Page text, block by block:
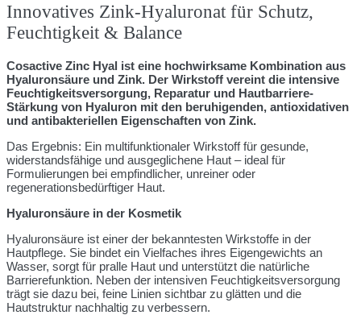
Innovatives Zink-Hyaluronat für Schutz,
Feuchtigkeit & Balance
Cosactive Zinc Hyal ist eine hochwirksame Kombination aus
Hyaluronsäure und Zink. Der Wirkstoff vereint die intensive
Feuchtigkeitsversorgung, Reparatur und Hautbarriere-
Stärkung von Hyaluron mit den beruhigenden, antioxidativen
und antibakteriellen Eigenschaften von Zink.
Das Ergebnis: Ein multifunktionaler Wirkstoff für gesunde,
widerstandsfähige und ausgeglichene Haut – ideal für
Formulierungen bei empfindlicher, unreiner oder
regenerationsbedürftiger Haut.
Hyaluronsäure in der Kosmetik
Hyaluronsäure ist einer der bekanntesten Wirkstoffe in der
Hautpflege. Sie bindet ein Vielfaches ihres Eigengewichts an
Wasser, sorgt für pralle Haut und unterstützt die natürliche
Barrierefunktion. Neben der intensiven Feuchtigkeitsversorgung
trägt sie dazu bei, feine Linien sichtbar zu glätten und die
Hautstruktur nachhaltig zu verbessern.